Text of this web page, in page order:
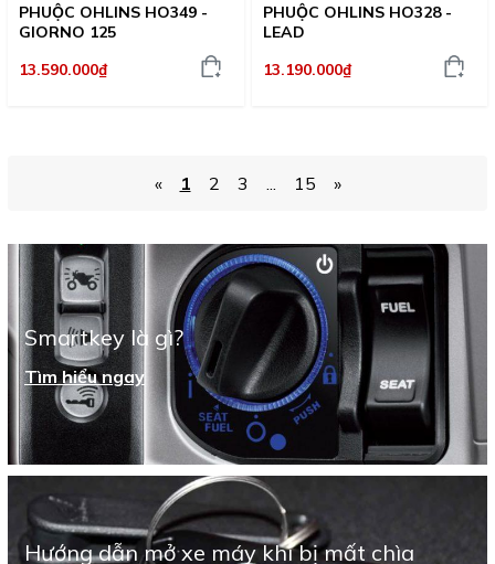
PHUỘC OHLINS HO349 -
GIORNO 125
13.590.000₫
PHUỘC OHLINS HO328 -
LEAD
13.190.000₫
« 1 2 3 15 »
Smartkey là gì?
Tìm hiểu ngay
Hướng dẫn mở xe máy khi bị mất chìa